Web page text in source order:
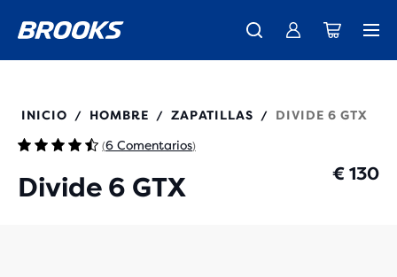
Ya están aquí las nuevas Ghost Amp - Comprar Mujer Hombre
Presentamos la nueva colección Cascadia - Comprar ahora
Envío gratuito en todos los pedidos superiores a € 100
110459
INICIO / HOMBRE / ZAPATILLAS / DIVIDE 6 GTX
(6 Comentarios)
Divide 6 GTX € 130